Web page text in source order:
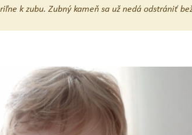
k zubu. Zubný kameň sa už nedá odstrániť